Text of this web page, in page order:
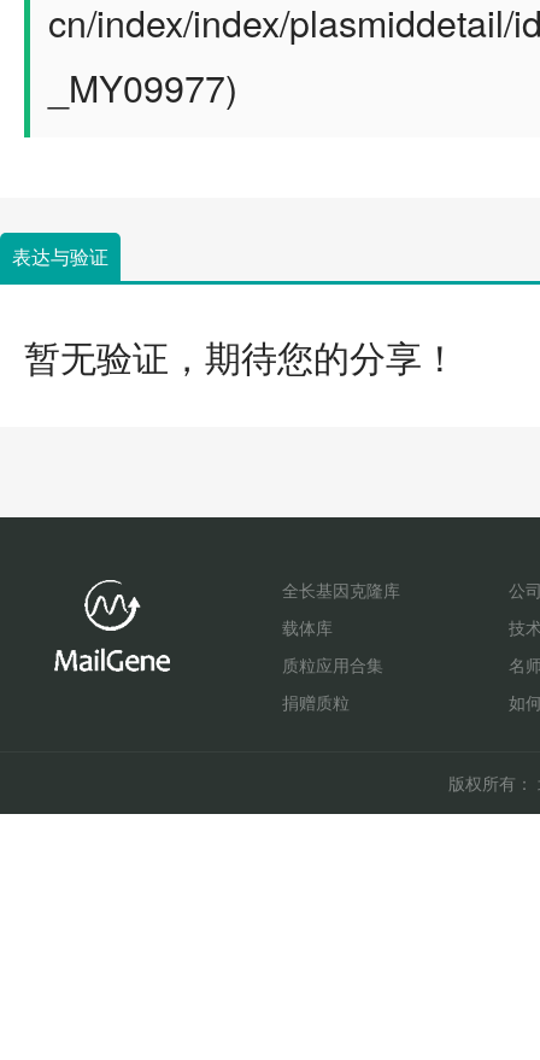
cn/index/index/plasmiddetail/
_MY09977)
表达与验证
暂无验证，期待您的分享！
全长基因克隆库
载体库
质粒应用合集
捐赠质粒
公
技
名
如
版权所有